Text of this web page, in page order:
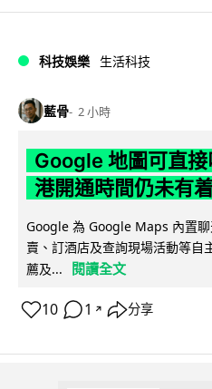
科技娛樂 生活科技
藍骨 2 小時
Google 地圖可直
港開通時間仍未有
Google 為 Google Maps 內置
賣、訂酒店及查詢現場活動等自
薦及...
閱讀全文
10 1 ↗ 分享